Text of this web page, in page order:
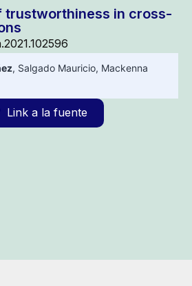
trustworthiness in cross-
, Salgado Mauricio, Mackenna
Link a la fuente